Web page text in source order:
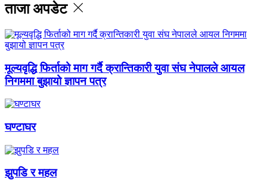
ताजा अपडेट
मूल्यवृद्धि फिर्ताको माग गर्दै क्रान्तिकारी युवा संघ नेपालले आयल
निगममा बुझायो ज्ञापन पत्र
घण्टाघर
झुपडि र महल